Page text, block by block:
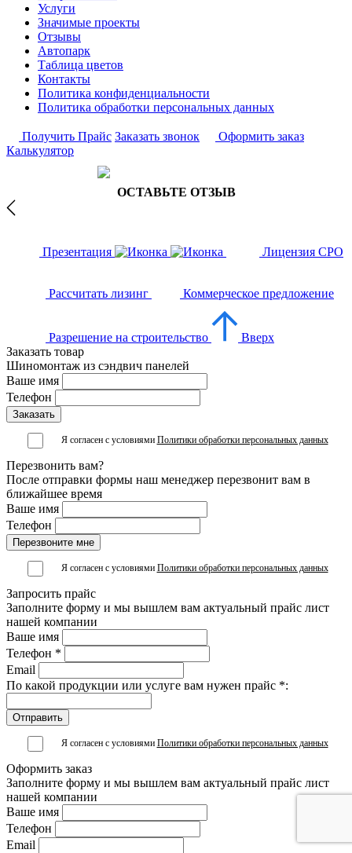
Услуги
Значимые проекты
Отзывы
Автопарк
Таблица цветов
Контакты
Политика конфиденциальности
Политика обработки персональных данных
Получить Прайс Заказать звонок
Оформить заказ
Калькулятор
ОСТАВЬТЕ ОТЗЫВ
Презентация Лицензия СРО
Рассчитать лизинг Коммерческое предложение
Разрешение на строительство
Вверх
Заказать товар
Шиномонтаж из сэндвич панелей
Ваше имя
Телефон
Я согласен с условиями Политики обработки персональных данных
Перезвонить вам?
После отправки формы наш менеджер перезвонит вам в
ближайшее время
Ваше имя
Телефон
Я согласен с условиями Политики обработки персональных данных
Запросить прайс
Заполните форму и мы вышлем вам актуальный прайс лист
нашей компании
Ваше имя
Телефон *
Email
По какой продукции или услуге вам нужен прайс *:
Я согласен с условиями Политики обработки персональных данных
Оформить заказ
Заполните форму и мы вышлем вам актуальный прайс лист
нашей компании
Ваше имя
Телефон
Email